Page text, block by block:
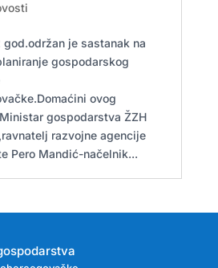
god.održan je sastanak na
gospodarskog
ovog
gospodarstva ŽZH
razvojne agencije
Pero Mandić-načelnik...